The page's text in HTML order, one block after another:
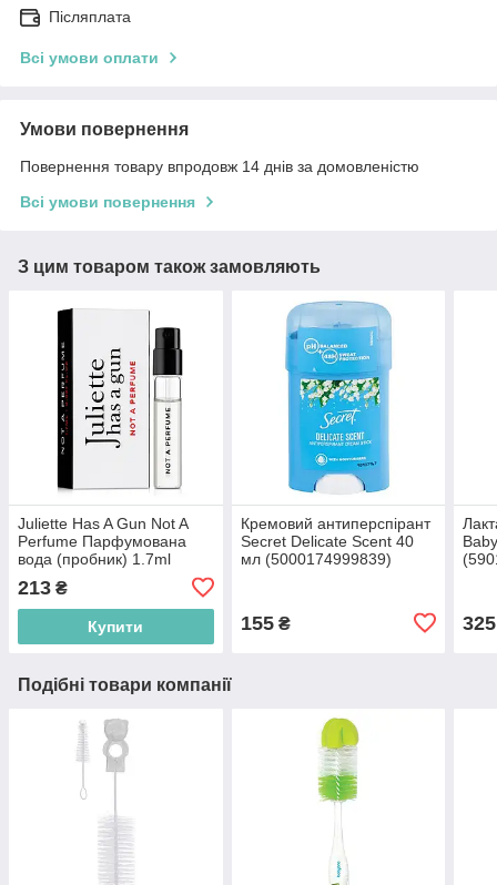
Післяплата
Всі умови оплати
Умови повернення
Повернення товару впродовж 14 днів за домовленістю
Всі умови повернення
З цим товаром також замовляють
Juliette Has A Gun Not A
Perfume Парфумована
вода (пробник) 1.7ml
213 ₴
Купити
Кремовий антиперспірант
Secret Delicate Scent 40
мл (5000174999839)
155₴ 325
Подібні товари компанії